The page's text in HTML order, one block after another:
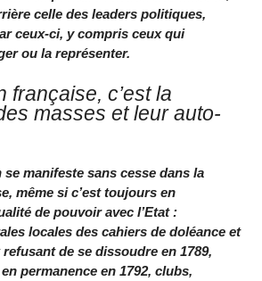
celle des leaders politiques,
ceux-ci, y compris ceux qui
ou la représenter.
française, c’est la
masses et leur auto-
se manifeste sans cesse dans la
même si c’est toujours en
de pouvoir avec l’Etat :
locales des cahiers de doléance et
de se dissoudre en 1789,
permanence en 1792, clubs,